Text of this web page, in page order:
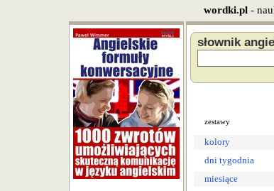
wordki.pl -
słownik
zestawy
kolory
dni tygodnia
miesiące